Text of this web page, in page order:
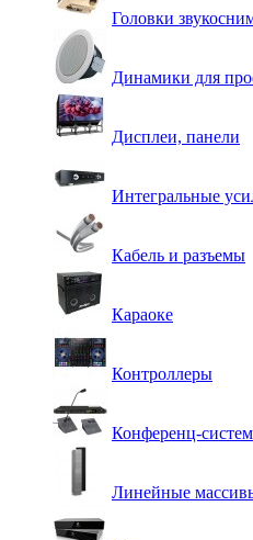
Головки
Динамики для
Дисплеи, панели
Интегральные
Кабель и разъемы
Караоке
Контроллеры
Конференц-
Линейные